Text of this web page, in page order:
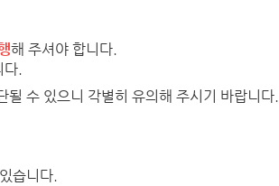
해 주셔야 합니다.
다.
수 있으니 각별히 유의해 주시기 바랍니다.
습니다.